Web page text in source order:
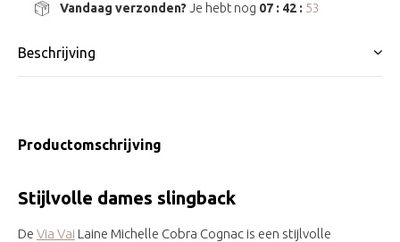
Vandaag verzonden? Je hebt nog 07 : 42 : 52
Beschrijving
Productomschrijving
Stijlvolle dames slingback
De Via Vai Laine Michelle Cobra Cognac is een stijlvolle